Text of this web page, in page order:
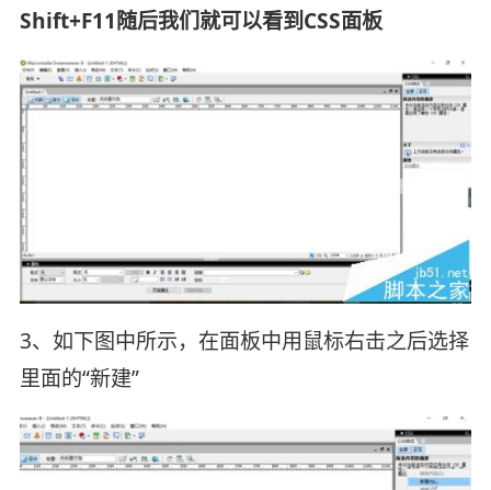
Shift+F11随后我们就可以看到CSS面板
3、如下图中所示，在面板中用鼠标右击之后选择
里面的“新建”